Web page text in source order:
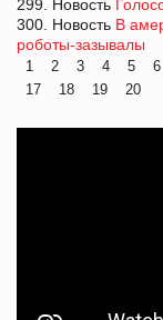
299. Новость
300. Новость В
роботы-зазывалы
1 2 3 4 5 6
17
18 19 20